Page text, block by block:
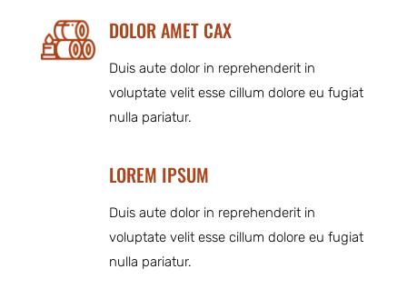
DOLOR AMET CAX
Duis aute dolor in reprehenderit in
voluptate velit esse cillum dolore eu fugiat
nulla pariatur.
LOREM IPSUM
Duis aute dolor in reprehenderit in
voluptate velit esse cillum dolore eu fugiat
nulla pariatur.